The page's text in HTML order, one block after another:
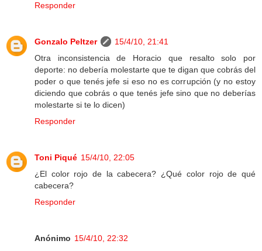
Responder
Gonzalo Peltzer
15/4/10, 21:41
Otra inconsistencia de Horacio que resalto solo por
deporte: no debería molestarte que te digan que cobrás del
poder o que tenés jefe si eso no es corrupción (y no estoy
diciendo que cobrás o que tenés jefe sino que no deberías
molestarte si te lo dicen)
Responder
Toni Piqué 15/4/10, 22:05
¿El color rojo de la cabecera? ¿Qué color rojo de qué
cabecera?
Responder
Anónimo 15/4/10, 22:32